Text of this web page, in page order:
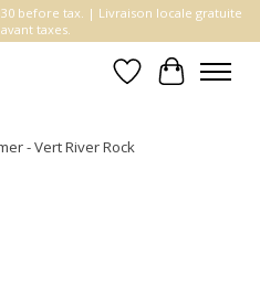
before tax. | Livraison locale gratuite
taxes.
Liste dePanier
- Vert River Rock